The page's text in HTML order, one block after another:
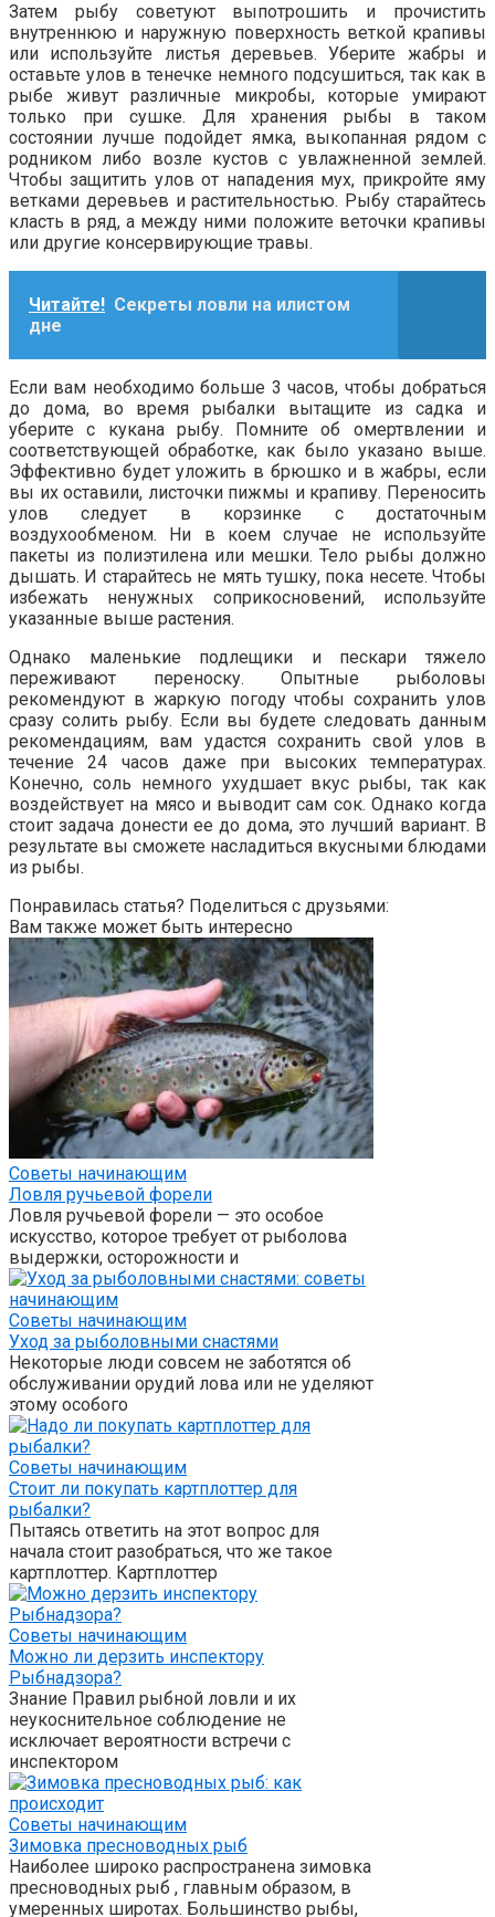
Затем рыбу советуют выпотрошить и прочистить
внутреннюю и наружную поверхность веткой крапивы
или используйте листья деревьев. Уберите жабры и
оставьте улов в тенечке немного подсушиться, так как в
рыбе живут различные микробы, которые умирают
только при сушке. Для хранения рыбы в таком
состоянии лучше подойдет ямка, выкопанная рядом с
родником либо возле кустов с увлажненной землей.
Чтобы защитить улов от нападения мух, прикройте яму
ветками деревьев и растительностью. Рыбу старайтесь
класть в ряд, а между ними положите веточки крапивы
или другие консервирующие травы.
Читайте! Секреты ловли на илистом
дне
Если вам необходимо больше 3 часов, чтобы добраться
до дома, во время рыбалки вытащите из садка и
уберите с кукана рыбу. Помните об омертвлении и
соответствующей обработке, как было указано выше.
Эффективно будет уложить в брюшко и в жабры, если
вы их оставили, листочки пижмы и крапиву. Переносить
улов следует в корзинке с достаточным
воздухообменом. Ни в коем случае не используйте
пакеты из полиэтилена или мешки. Тело рыбы должно
дышать. И старайтесь не мять тушку, пока несете. Чтобы
избежать ненужных соприкосновений, используйте
указанные выше растения.
Однако маленькие подлещики и пескари тяжело
переживают переноску. Опытные рыболовы
рекомендуют в жаркую погоду чтобы сохранить улов
сразу солить рыбу. Если вы будете следовать данным
рекомендациям, вам удастся сохранить свой улов в
течение 24 часов даже при высоких температурах.
Конечно, соль немного ухудшает вкус рыбы, так как
воздействует на мясо и выводит сам сок. Однако когда
стоит задача донести ее до дома, это лучший вариант. В
результате вы сможете насладиться вкусными блюдами
из рыбы.
Понравилась статья? Поделиться с друзьями:
Вам также может быть интересно
Советы начинающим
Ловля ручьевой форели
Ловля ручьевой форели — это особое
искусство, которое требует от рыболова
выдержки, осторожности и
Советы начинающим
Уход за рыболовными снастями
Некоторые люди совсем не заботятся об
обслуживании орудий лова или не уделяют
этому особого
Советы начинающим
Стоит ли покупать картплоттер для
рыбалки?
Пытаясь ответить на этот вопрос для
начала стоит разобраться, что же такое
картплоттер. Картплоттер
Советы начинающим
Можно ли дерзить инспектору
Рыбнадзора?
Знание Правил рыбной ловли и их
неукоснительное соблюдение не
исключает вероятности встречи с
инспектором
Советы начинающим
Зимовка пресноводных рыб
Наиболее широко распространена зимовка
пресноводных рыб , главным образом, в
умеренных широтах. Большинство рыбы,